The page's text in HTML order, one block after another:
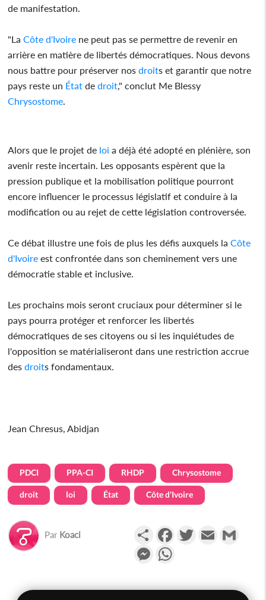
de manifestation.
"LaCôte d'Ivoire ne peut pas se permettre de revenir en
arrière en matière de libertés démocratiques. Nous devons
nous battre pour préserver nosdroits et garantir que notre
pays reste un État dedroit," conclut Me Blessy
Chrysostome
Alors que le projet de loi a déjà été adopté en plénière, son
avenir reste incertain. Les opposants espèrent que la
pression publique et la mobilisation politique pourront
encore influencer le processus législatif et conduire à la
modification ou au rejet de cette législation controversée.
Ce débat illustre une fois de plus les défis auxquels laCôte
d'Ivoire est confrontée dans son cheminement vers une
démocratie stable et inclusive.
Les prochains mois seront cruciaux pour déterminer si le
pays pourra protéger et renforcer les libertés
démocratiques de ses citoyens ou si les inquiétudes de
l'opposition se matérialiseront dans une restriction accrue
desdroits fondamentaux.
Jean Chresus, Abidjan
PDCI PPA-CI RHDP Chrysostome
droit loi État Côte d'Ivoire
Par Koaci PartagerFacebookTwitterEmail
Messenger